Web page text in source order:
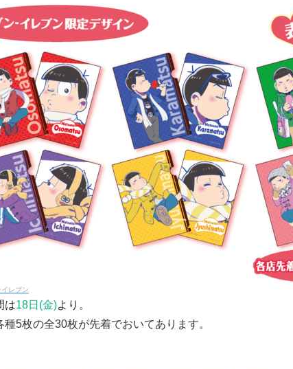
イレブン
は18日(金)より。
種5枚の全30枚が先着でおいてあります。